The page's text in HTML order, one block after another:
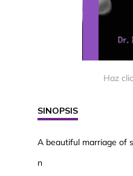
Haz
SINOPSIS
A beautiful marriage of
n